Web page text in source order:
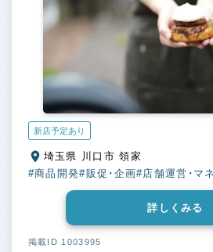
新店予定あり
埼玉県 川口市 領家
#商品開発#販促・企画#店舗運営・マ
詳しくみる
掲載ID 1003995